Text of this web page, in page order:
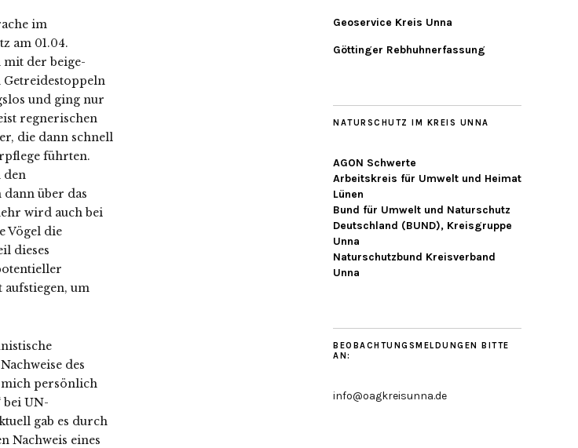
im
am 01.04.
der beige-
und ging nur
regnerischen
die dann schnell
führten.
den
über das
wird auch bei
Vögel die
dieses
um
des
mich persönlich
bei UN-
gab es durch
Nachweis eines
Geoservice Kreis Unna
Göttinger Rebhuhnerfassung
NATURSCHUTZ IM KREIS UNNA
AGON Schwerte
Arbeitskreis für Umwelt und Heimat
Lünen
Bund für Umwelt und Naturschutz
Deutschland (BUND), Kreisgruppe
Unna
Naturschutzbund Kreisverband
Unna
BEOBACHTUNGSMELDUNGEN BITTE
AN:
info@oagkreisunna.de